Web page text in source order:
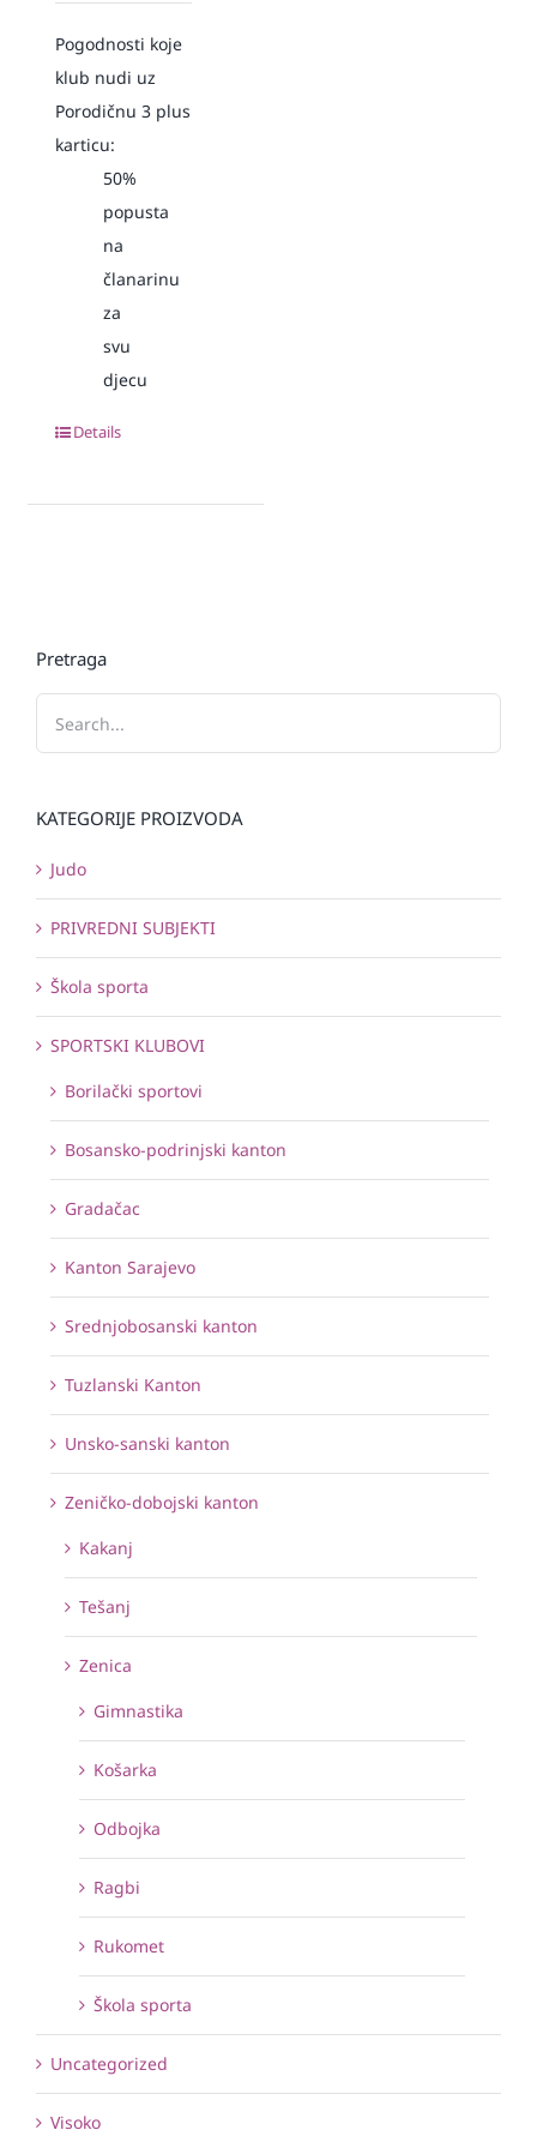
Pogodnosti koje
klub nudi uz
Porodičnu 3 plus
karticu:
50%
popusta
na
članarinu
za
svu
djecu
Details
Pretraga
KATEGORIJE PROIZVODA
Judo
PRIVREDNI SUBJEKTI
Škola sporta
SPORTSKI KLUBOVI
Borilački sportovi
Bosansko-podrinjski kanton
Gradačac
Kanton Sarajevo
Srednjobosanski kanton
Tuzlanski Kanton
Unsko-sanski kanton
Zeničko-dobojski kanton
Kakanj
Tešanj
Zenica
Gimnastika
Košarka
Odbojka
Ragbi
Rukomet
Škola sporta
Uncategorized
Visoko